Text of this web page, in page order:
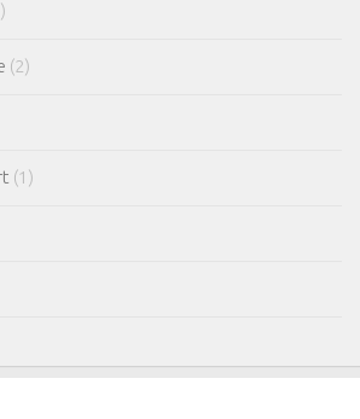
(2)
(1)